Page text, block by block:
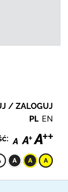
/ ZALOGUJ
PL EN